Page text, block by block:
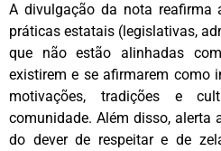
A divulgação da nota reafirma
práticas estatais (legislativas,
que não estão alinhadas
existirem e se afirmarem como
motivações, tradições e
comunidade. Além disso, alerta
do dever de respeitar e de